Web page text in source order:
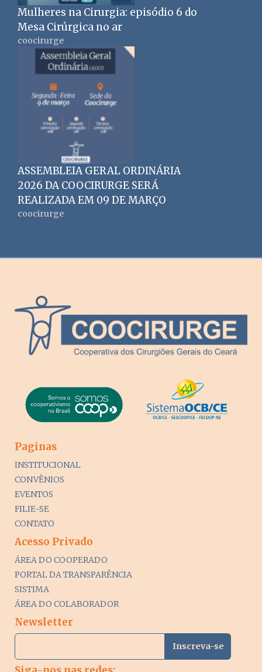
Mulheres na Cirurgia: episódio 6 do
Mesa Cirúrgica no ar
coocirurge
ASSEMBLEIA GERAL ORDINÁRIA
2026 DA COOCIRURGE SERÁ
REALIZADA EM 09 DE MARÇO
coocirurge
Paginas
INSTITUCIONAL
CONVÊNIOS
EVENTOS
FILIE-SE
CONTATO
Acesso Privado
ÁREA DO COOPERADO
PORTAL DA TRANSPARÊNCIA
SISTIMA
ÁREA DO COLABORADOR
Newsletter